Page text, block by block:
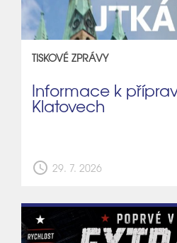
TISKOVÉ ZPRÁVY
Informace k
Klatovech
schedule 29. 7. 2026